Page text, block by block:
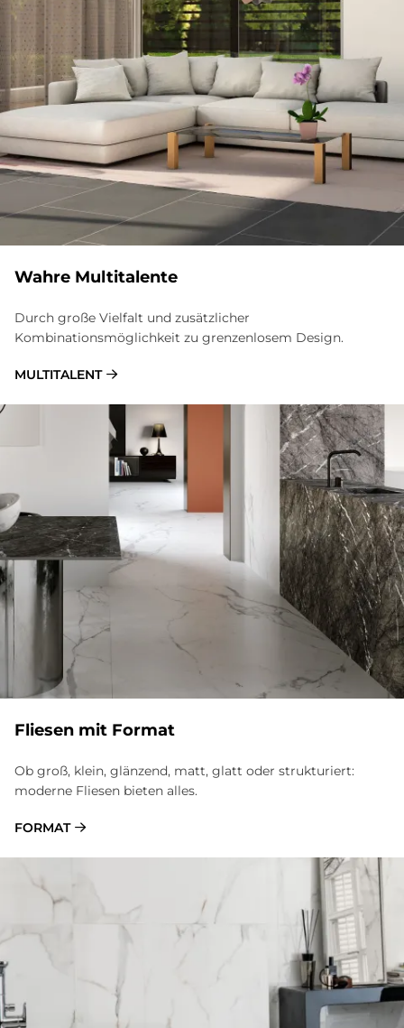
Wah­re Mul­ti­ta­len­te
Durch große Vielfalt und zusätzlicher
Kombinationsmöglichkeit zu grenzenlosem Design.
MULTITALENT
Flie­sen mit For­mat
Ob groß, klein, glänzend, matt, glatt oder strukturiert:
moderne Fliesen bieten alles.
FORMAT